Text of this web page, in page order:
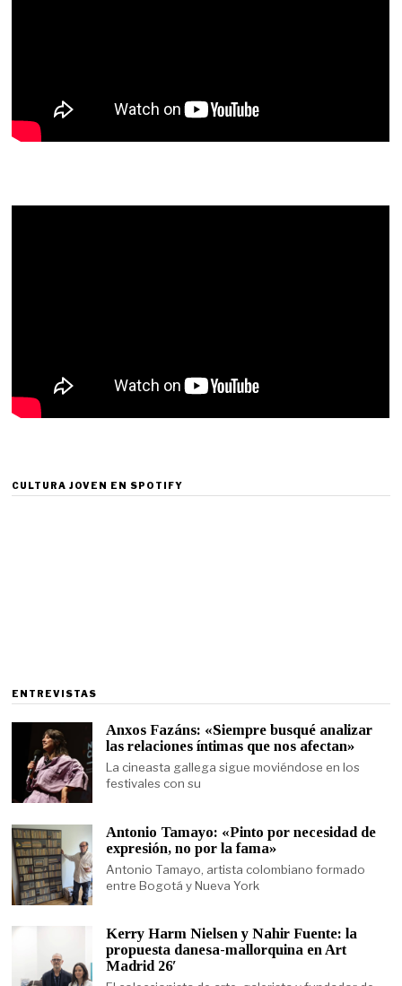
CULTURA JOVEN EN SPOTIFY
ENTREVISTAS
Anxos Fazáns: «Siempre busqué analizar
las relaciones íntimas que nos afectan»
La cineasta gallega sigue moviéndose en los
festivales con su
Antonio Tamayo: «Pinto por necesidad de
expresión, no por la fama»
Antonio Tamayo, artista colombiano formado
entre Bogotá y Nueva York
Kerry Harm Nielsen y Nahir Fuente: la
propuesta danesa-mallorquina en Art
Madrid 26′